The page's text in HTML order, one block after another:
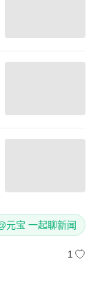
元宝 一起聊新闻
1